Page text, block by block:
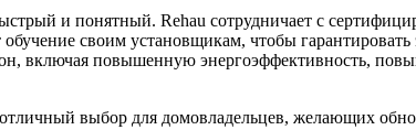
и понятный. Rehau сотрудничает с
своим установщикам, чтобы
включая повышенную энергоэффективность,
выбор для домовладельцев, желающих